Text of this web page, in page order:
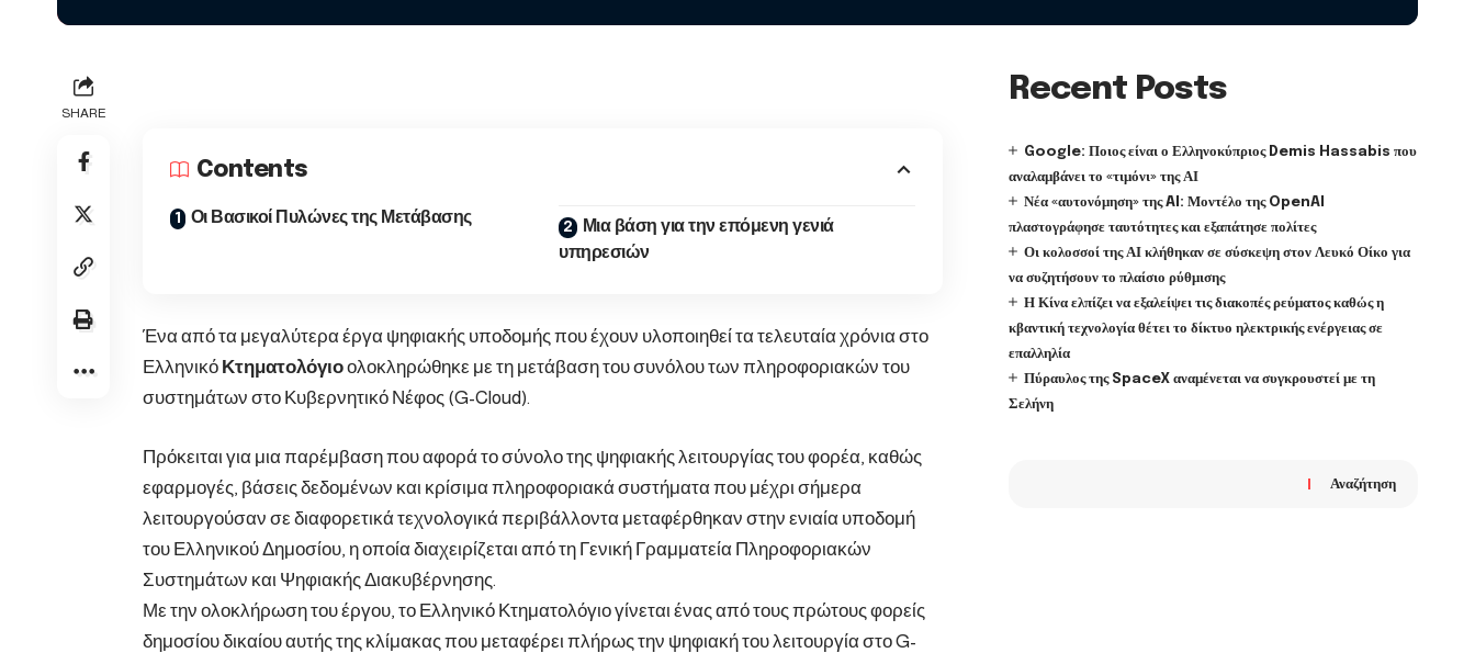
SHARE
Contents
Οι Βασικοί Πυλώνες της Μετάβασης
Μια βάση για την επόμενη γενιά
υπηρεσιών
Ένα από τα μεγαλύτερα έργα ψηφιακής υποδομής που έχουν υλοποιηθεί τα τελευταία χρόνια στο
Ελληνικό Κτηματολόγιοολοκληρώθηκε με τη μετάβαση του συνόλου των πληροφοριακών του
συστημάτων στο Κυβερνητικό Νέφος (G-Cloud).
Πρόκειται για μια παρέμβαση που αφορά το σύνολο της ψηφιακής λειτουργίας του φορέα, καθώς
εφαρμογές, βάσεις δεδομένων και κρίσιμα πληροφοριακά συστήματα που μέχρι σήμερα
λειτουργούσαν σε διαφορετικά τεχνολογικά περιβάλλοντα μεταφέρθηκαν στην ενιαία υποδομή
του Ελληνικού Δημοσίου, η οποία διαχειρίζεται από τη Γενική Γραμματεία Πληροφοριακών
Συστημάτων και Ψηφιακής Διακυβέρνησης.
Με την ολοκλήρωση του έργου, το Ελληνικό Κτηματολόγιο γίνεται ένας από τους πρώτους φορείς
δημοσίου δικαίου αυτής της κλίμακας που μεταφέρει πλήρως την ψηφιακή του λειτουργία στο G-
Recent Posts
Google: Ποιος είναι ο Ελληνοκύπριος Demis Hassabis που
αναλαμβάνει το «τιμόνι» της ΑΙ
Νέα «αυτονόμηση» της AI: Μοντέλο της OpenAI
πλαστογράφησε ταυτότητες και εξαπάτησε πολίτες
Οι κολοσσοί της ΑΙ κλήθηκαν σε σύσκεψη στον Λευκό Οίκο για
να συζητήσουν το πλαίσιο ρύθμισης
Η Κίνα ελπίζει να εξαλείψει τις διακοπές ρεύματος καθώς η
κβαντική τεχνολογία θέτει το δίκτυο ηλεκτρικής ενέργειας σε
επαλληλία
Πύραυλος της SpaceX αναμένεται να συγκρουστεί με τη
Σελήνη
Αναζήτηση